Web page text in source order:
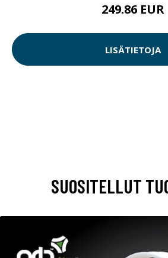
249.86 EUR
LISÄTIETOJA
SUOSITELLUT